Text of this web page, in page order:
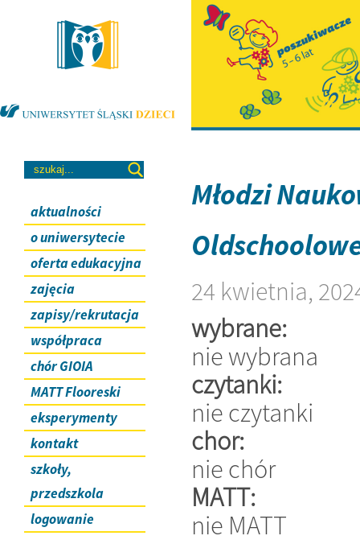
aktualności
o uniwersytecie
oferta edukacyjna
zajęcia
zapisy/rekrutacja
współpraca
chór GIOIA
MATT Flooreski
eksperymenty
kontakt
szkoły,
przedszkola
logowanie
Młodzi
24 kwietnia,
wybrane:
nie wybrana
czytanki:
nie czytanki
chor:
nie chór
MATT:
nie MATT